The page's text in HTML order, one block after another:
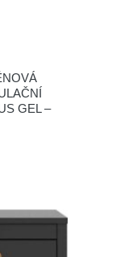
GEL –